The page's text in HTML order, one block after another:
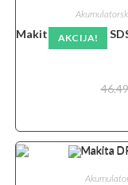
AKCIJA!
Makita DHR243Z